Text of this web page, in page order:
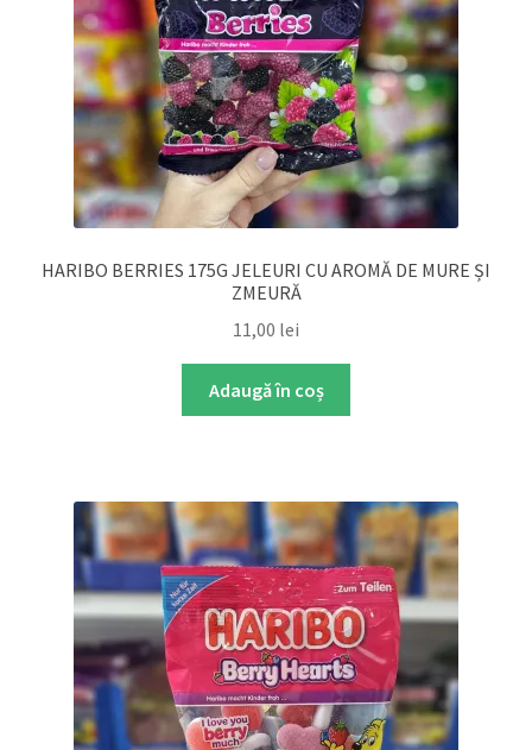
HARIBO BERRIES 175G JELEURI CU AROMĂ DE MURE ȘI
ZMEURĂ
11,00 lei
Adaugă în coș